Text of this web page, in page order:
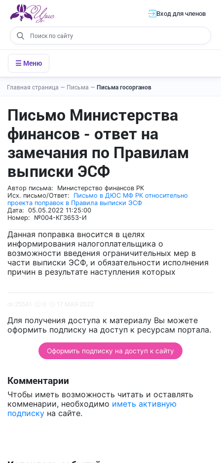
Вход для членов
☰ Меню
Главная страница — Письма — Письма госорганов
Письмо Министерства
финансов - ответ на
замечания по Правилам
выписки ЭСФ
Автор письма: Министерство финансов РК
Исх. письмо/Ответ: Письмо в ДЮС МФ РК относительно
проекта поправок в Правила выписки ЭСФ
Дата: 05.05.2022 11:25:00
Номер: №004-КГ3653-И
Данная поправка вносится в целях
информирования налогоплательщика о
возможности введения ограничительных мер в
части выписки ЭСФ, и обязательности исполнения
причин в результате наступления которых
Для получения доступа к материалу Вы можете
оформить подписку на доступ к ресурсам портала.
Оформить подписку на доступ к сайту
Комментарии
Чтобы иметь возможность читать и оставлять
комменарии, необходимо иметь активную
подписку на сайте.